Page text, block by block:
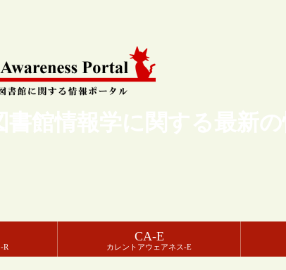
書館情報学に関する最新
R
CA-E
カレントアウェアネス-E